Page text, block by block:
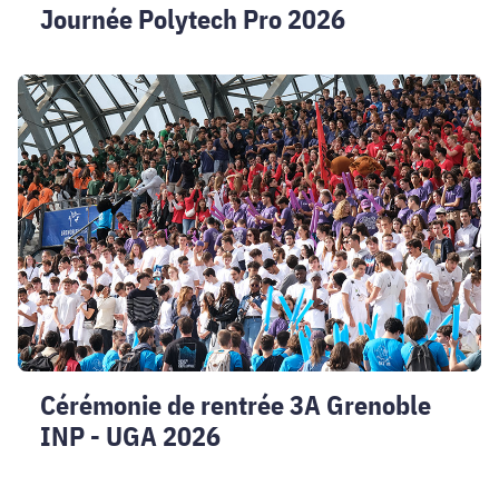
Journée Polytech Pro 2026
Cérémonie
de
rentrée
3A
Grenoble
INP
-
UGA
2026
Cérémonie de rentrée 3A Grenoble
INP - UGA 2026